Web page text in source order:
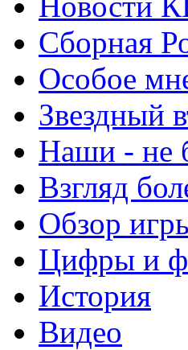
Сборная
Особое
Звездный
Наши - не
Взгляд
Обзор
Цифры и
История
Видео